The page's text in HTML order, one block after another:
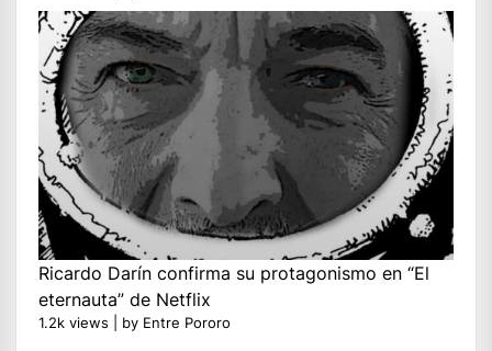
Ricardo Darín confirma su protagonismo en “El
eternauta” de Netflix
1.2k views by Entre Pororo